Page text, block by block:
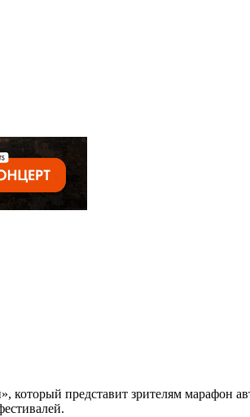
представит зрителям марафон